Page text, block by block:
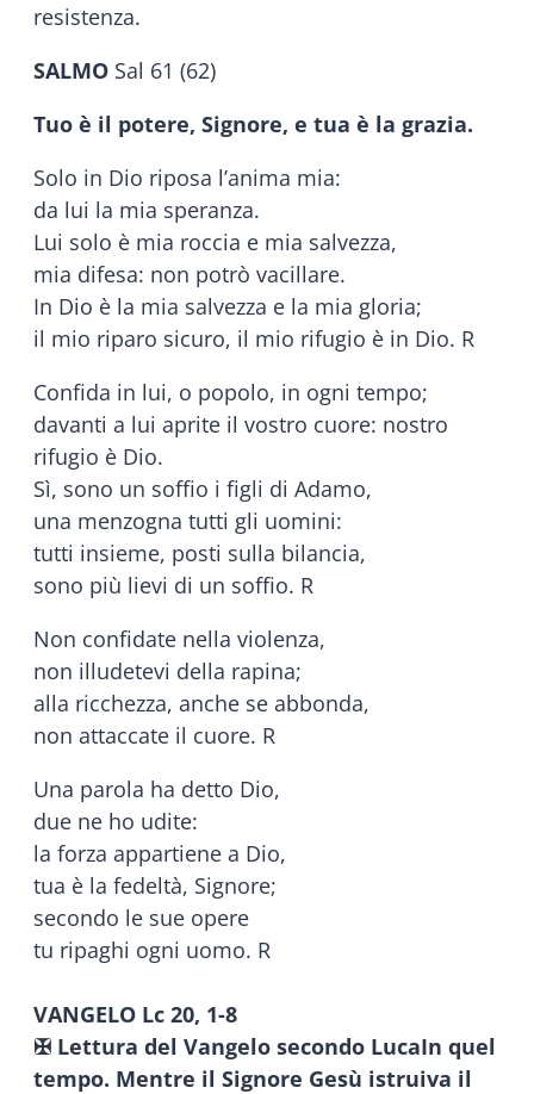
resistenza.
SALMO Sal 61 (62)
Tuo è il potere, Signore, e tua è la grazia.
Solo in Dio riposa l’anima mia:
da lui la mia speranza.
Lui solo è mia roccia e mia salvezza,
mia difesa: non potrò vacillare.
In Dio è la mia salvezza e la mia gloria;
il mio riparo sicuro, il mio rifugio è in Dio. R
Confida in lui, o popolo, in ogni tempo;
davanti a lui aprite il vostro cuore: nostro
rifugio è Dio.
Sì, sono un soffio i figli di Adamo,
una menzogna tutti gli uomini:
tutti insieme, posti sulla bilancia,
sono più lievi di un soffio. R
Non confidate nella violenza,
non illudetevi della rapina;
alla ricchezza, anche se abbonda,
non attaccate il cuore. R
Una parola ha detto Dio,
due ne ho udite:
la forza appartiene a Dio,
tua è la fedeltà, Signore;
secondo le sue opere
tu ripaghi ogni uomo. R
VANGELO Lc 20, 1-8
✠ Lettura del Vangelo secondo LucaIn quel
tempo. Mentre il Signore Gesù istruiva il